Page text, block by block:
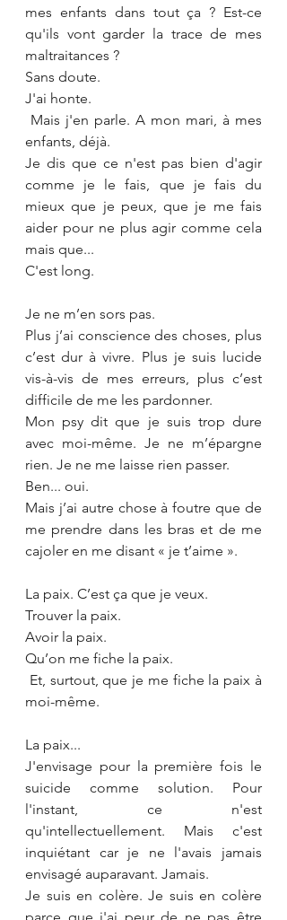
mes enfants dans tout ça ? Est-ce
qu'ils vont garder la trace de mes
maltraitances ?
Sans doute.
J'ai honte.
enfants, déjà.
Je dis que ce n'est pas bien d'agir
comme je le fais, que je fais du
mieux que je peux, que je me fais
aider pour ne plus agir comme cela
mais que...
C'est long.
Je ne m’en sors pas.
Plus j’ai conscience des choses, plus
c’est dur à vivre. Plus je suis lucide
vis-à-vis de mes erreurs, plus c’est
difficile de me les pardonner.
Mon psy dit que je suis trop dure
avec moi-même. Je ne m’épargne
rien. Je ne me laisse rien passer.
Ben... oui.
Mais j’ai autre chose à foutre que de
me prendre dans les bras et de me
cajoler en me disant « je t’aime ».
La paix. C’est ça que je veux.
Trouver la paix.
Avoir la paix.
Qu’on me fiche la paix.
moi-même.
La paix...
J'envisage pour la première fois le
suicide comme solution. Pour
l'instant, ce n'est
qu'intellectuellement. Mais c'est
inquiétant car je ne l'avais jamais
envisagé auparavant. Jamais.
Je suis en colère. Je suis en colère
parce que j'ai peur de ne pas être